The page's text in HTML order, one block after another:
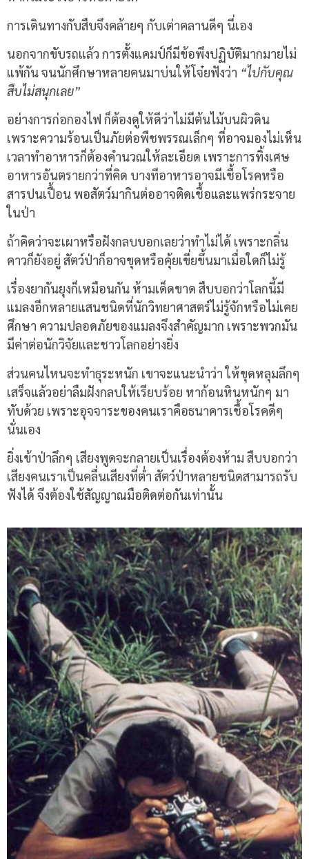
การเดินทางกับสืบจึงคล้ายๆ กับเต่าคลานดีๆ นี่เอง
นอกจากขับรถแล้ว การตั้งแคมป์ก็มีข้อพึงปฏิบัติมากมายไม่
แพ้กัน จนนักศึกษาหลายคนมาบ่นให้โจ๋ยฟังว่า “ไปกับคุณ
สืบไม่สนุกเลย”
อย่างการก่อกองไฟ ก็ต้องดูให้ดีว่าไม่มีต้นไม้บนผิวดิน
เพราะความร้อนเป็นภัยต่อพืชพรรณเล็กๆ ที่อาจมองไม่เห็น
เวลาทำอาหารก็ต้องคำนวณให้ละเอียด เพราะการทิ้งเศษ
อาหารอันตรายกว่าที่คิด บางทีอาหารอาจมีเชื้อโรคหรือ
สารปนเปื้อน พอสัตว์มากินต่ออาจติดเชื้อและแพร่กระจาย
ในป่า
ถ้าคิดว่าจะเผาหรือฝังกลบบอกเลยว่าทำไม่ได้ เพราะกลิ่น
คาวก็ยังอยู่ สัตว์ป่าก็อาจขุดหรือคุ้ยเขี่ยขึ้นมาเมื่อใดก็ไม่รู้
เรื่องยากันยุงก็เหมือนกัน ห้ามเด็ดขาด สืบบอกว่าโลกนี้มี
แมลงอีกหลายแสนชนิดที่นักวิทยาศาสตร์ไม่รู้จักหรือไม่เคย
ศึกษา ความปลอดภัยของแมลงจึงสำคัญมาก เพราะพวกมัน
มีค่าต่อนักวิจัยและชาวโลกอย่างยิ่ง
ส่วนคนไหนจะทำธุระหนัก เขาจะแนะนำว่า ให้ขุดหลุมลึกๆ
เสร็จแล้วอย่าลืมฝังกลบให้เรียบร้อย หาก้อนหินหนักๆ มา
ทับด้วย เพราะอุจจาระของคนเราคือธนาคารเชื้อโรคดีๆ
นั่นเอง
ยิ่งเข้าป่าลึกๆ เสียงพูดจะกลายเป็นเรื่องต้องห้าม สืบบอกว่า
เสียงคนเราเป็นคลื่นเสียงที่ต่ำ สัตว์ป่าหลายชนิดสามารถรับ
ฟังได้ จึงต้องใช้สัญญาณมือติดต่อกันเท่านั้น